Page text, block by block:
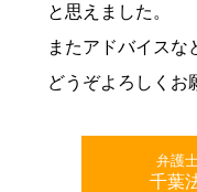
と思えました。
またアドバイスな
どうぞよろしくお
弁護
千葉